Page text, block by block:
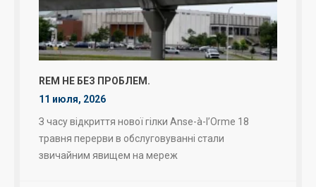
REM НЕ БЕЗ ПРОБЛЕМ.
11 июля, 2026
З часу відкриття нової гілки Anse-à-l’Orme 18
травня перерви в обслуговуванні стали
звичайним явищем на мереж